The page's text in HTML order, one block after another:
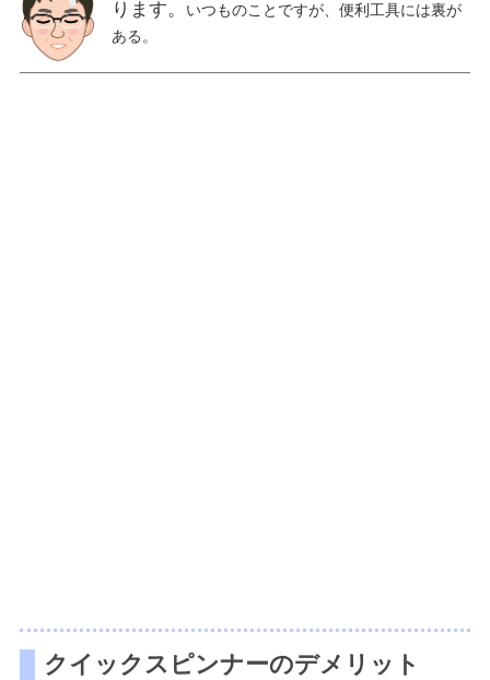
ります。
いつものことですが、便利工具には裏が
ある。
クイックスピンナーのデメリット